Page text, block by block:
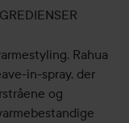
Rahua
in-spray, der
og